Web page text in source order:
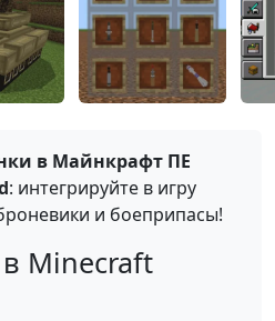
в Майнкрафт ПЕ
: интегрируйте в игру
и боеприпасы!
Minecraft